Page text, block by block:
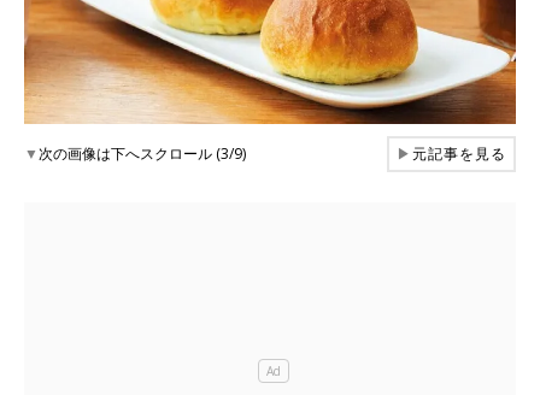
▼次の画像は下へスクロール (3/9) ▶元記事を見る